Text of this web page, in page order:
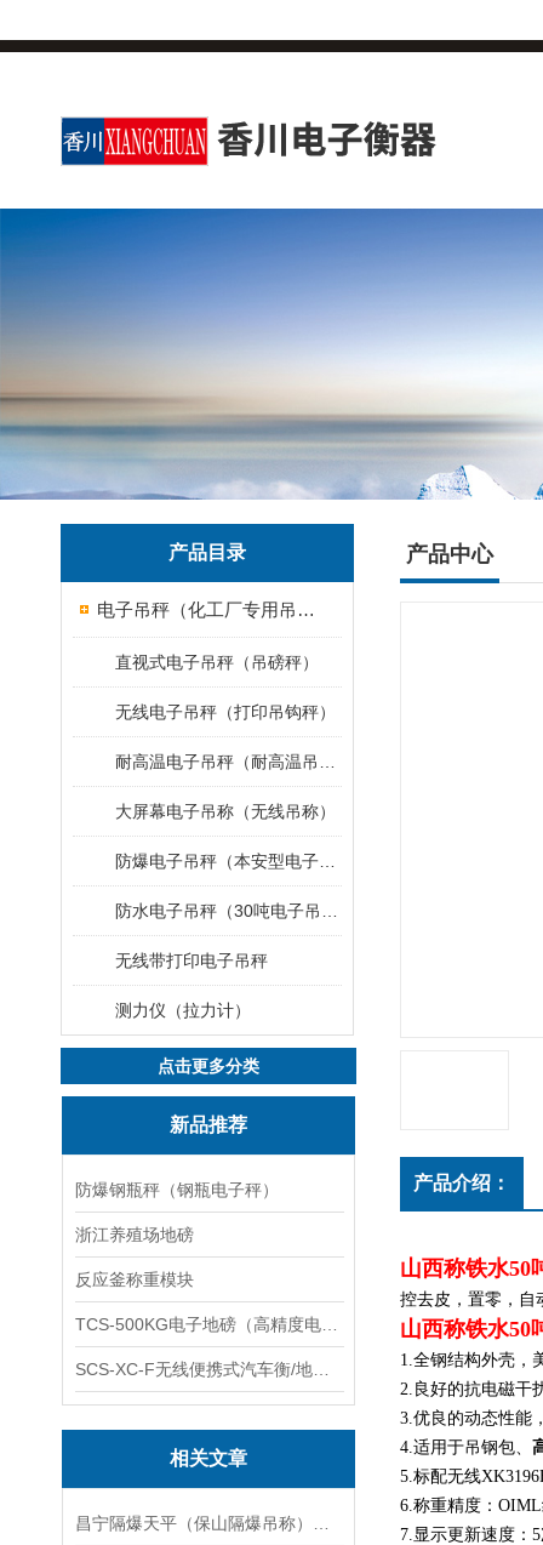
产品目录
电子吊秤（化工厂专用吊秤）
直视式电子吊秤（吊磅秤）
无线电子吊秤（打印吊钩秤）
大屏幕电子吊称（无线吊称）
无线带打印电子吊秤
测力仪（拉力计）
点击更多分类
新品推荐
防爆钢瓶秤（钢瓶电子秤）
浙江养殖场地磅
反应釜称重模块
相关文章
产品中心
产品介绍：
山西称铁水50
控去皮，置零，自
山西称铁水50
1.全钢结构外壳，
2.良好的抗电磁干
3.优良的动态性能
4.适用于吊钢包、
5.标配无线
6.称重精度：
7.显示更新速度：